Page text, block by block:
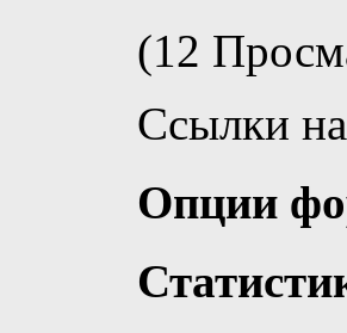
(12
Ссылки
Опции